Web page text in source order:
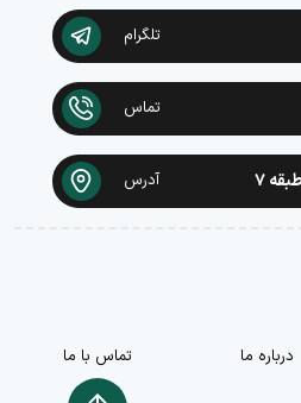
تلگرام
تماس
۷ آدرس
درباره ما تماس با ما